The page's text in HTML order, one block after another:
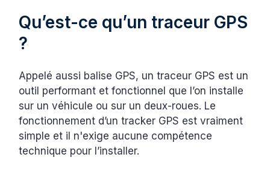
Qu’est-ce qu’un traceur GPS
?
Appelé aussi balise GPS, un traceur GPS est un
outil performant et fonctionnel que l’on installe
sur un véhicule ou sur un deux-roues. Le
fonctionnement d’un tracker GPS est vraiment
simple et il n'exige aucune compétence
technique pour l’installer.